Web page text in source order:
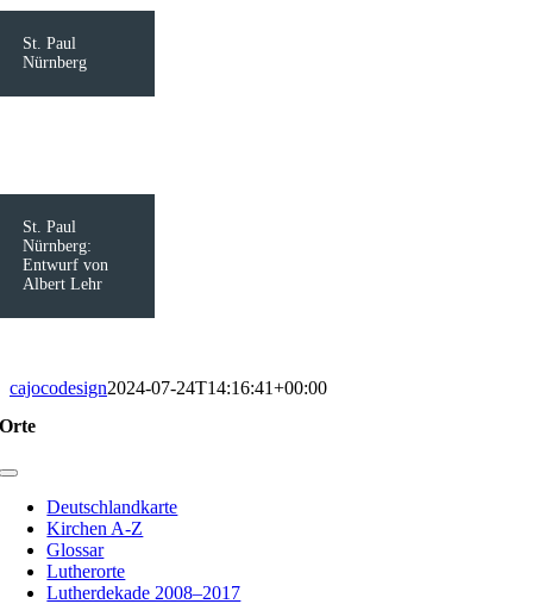
St. Paul
Nürnberg
St. Paul
Nürnberg:
Entwurf von
Albert Lehr
cajocodesign2024-07-24T14:16:41+00:00
Orte
Toggle
NavigationDeutschlandkarte
Kirchen A-Z
Glossar
Lutherorte
Lutherdekade 2008–2017